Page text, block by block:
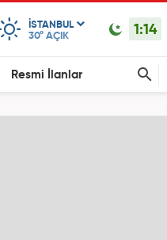
ISTANBUL
30° AÇIK 1:14
Resmi İlanlar